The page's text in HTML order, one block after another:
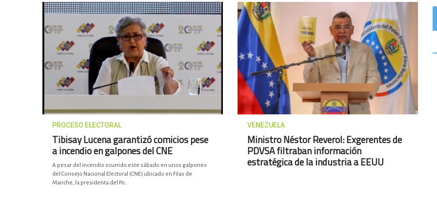
PROCESO ELECTORAL
Tibisay Lucena garantizó comicios pese
a incendio en galpones del CNE
A pesar del incendio ocurrido este sábado en unos galpones
del Consejo Nacional Electoral (CNE) ubicado en Filas de
Mariche, la presidenta del Po...
VENEZUELA
Ministro Néstor Reverol: Exgerentes de
PDVSA filtraban información
estratégica de la industria a EEUU